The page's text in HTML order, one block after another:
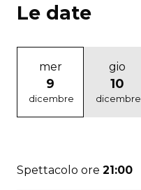
Le date
mer
9
dicembre
gio
10
dicembre
Spettacolo ore 21:00